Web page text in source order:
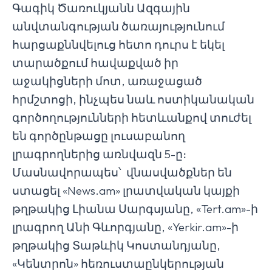
Գագիկ Ծառուկյանն Ազգային
անվտանգության ծառայությունում
հարցաքննվելուց հետո դուրս է եկել
տարածքում հավաքված իր
աջակիցների մոտ, առաջացած
հրմշտոցի, ինչպես նաև ոստիկանական
գործողությունների հետևանքով տուժել
են գործընթացը լուսաբանող
լրագրողներից առնվազն 5-ը։
Մասնավորապես՝ վնասվածքներ են
ստացել «News.am» լրատվական կայքի
թղթակից Լիանա Սարգսյանը, «Tert.am»-ի
լրագրող Անի Գևորգյանը, «Yerkir.am»-ի
թղթակից Տաթևիկ Կոստանդյանը,
«Կենտրոն» հեռուստաընկերության